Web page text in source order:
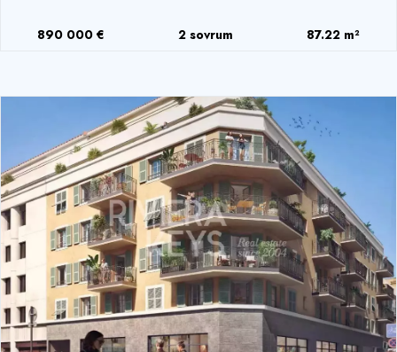
890 000 € 2 sovrum 87.22 m²